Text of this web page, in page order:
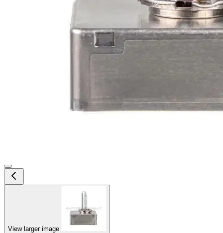
View larger image